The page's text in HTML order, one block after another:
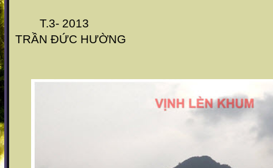
T.3- 2013
TRẦN ĐỨC HƯỜNG